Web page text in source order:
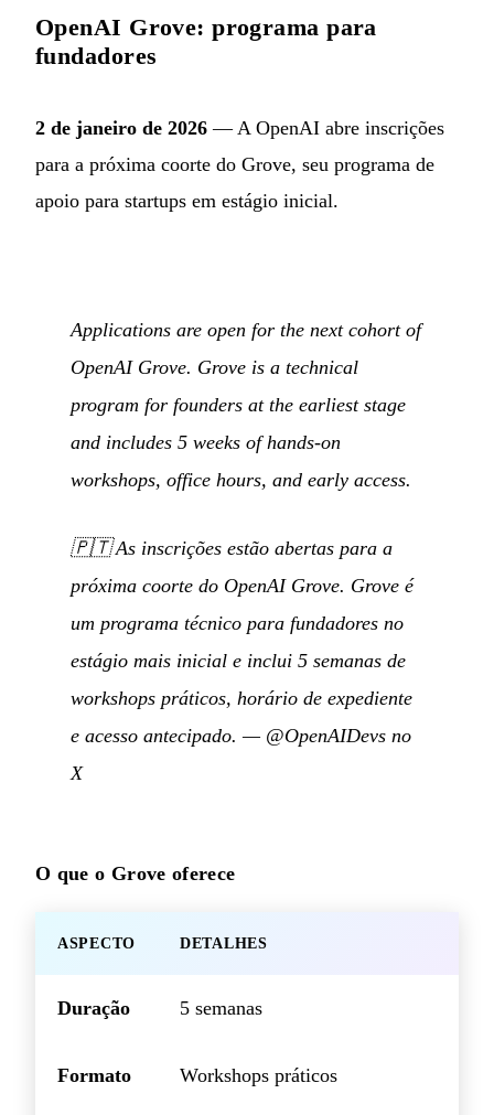
OpenAI Grove: programa para
fundadores
2 de janeiro de 2026 — A OpenAI abre inscrições
para a próxima coorte do Grove, seu programa de
apoio para startups em estágio inicial.
Applications are open for the next cohort of
OpenAI Grove. Grove is a technical
program for founders at the earliest stage
and includes 5 weeks of hands-on
workshops, office hours, and early access.
🇵🇹As inscrições estão abertas para a
próxima coorte do OpenAI Grove. Grove é
um programa técnico para fundadores no
estágio mais inicial e inclui 5 semanas de
workshops práticos, horário de expediente
e acesso antecipado. — @OpenAIDevs no
X
O que o Grove oferece
ASPECTO DETALHES
Duração 5 semanas
Formato Workshops práticos